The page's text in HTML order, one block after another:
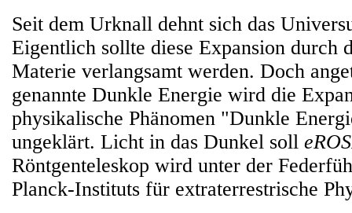
Seit dem Urknall dehnt sich das
Eigentlich sollte diese Expansion durch
Materie verlangsamt werden. Doch
genannte Dunkle Energie wird die
physikalische Phänomen "Dunkle
ungeklärt. Licht in das Dunkel soll
Röntgenteleskop wird unter der
Planck-Instituts für extraterrestrische